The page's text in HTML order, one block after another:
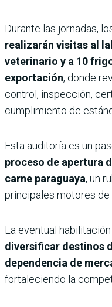
Durante las jornadas,
realizarán visitas al
veterinario y a 10
exportación, donde
control, inspección,
cumplimiento de
Esta auditoría es un
proceso de apertura
carne paraguaya, un
principales motores de
La eventual
diversificar destinos
dependencia de
fortaleciendo la